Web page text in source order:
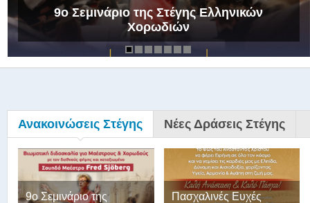
9ο Σεμινάριο της Στέγης Ελληνικών
Χορωδιών
Ανακοινώσεις Στέγης Νέες Δράσεις Στέγης
9ο Σεμινάριο της
Πασχαλινές Ευχές